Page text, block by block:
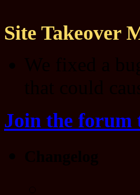
Site Takeover
Join the forum